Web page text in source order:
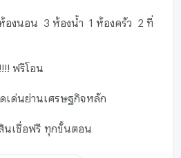
องนอน 3 ห้องน้ำ 1 ห้องครัว 2 ที่
ฟรีโอน
ดเด่นย่านเศรษฐกิจหลัก
นเชื่อฟรี ทุกขั้นตอน